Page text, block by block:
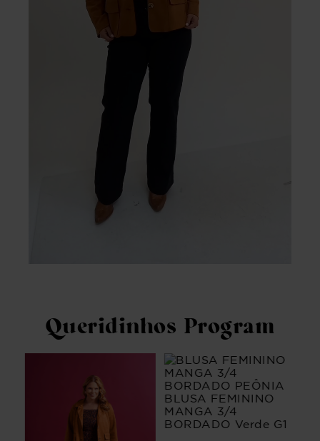
Queridinhos Program